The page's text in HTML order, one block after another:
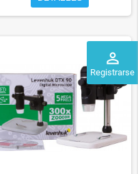
perm_identity
Registrarse